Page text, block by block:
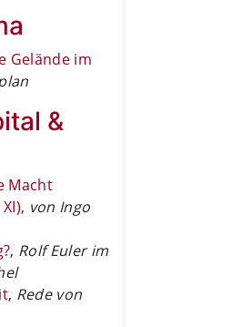
Gelände im
&
Macht
, von Ingo
, Rolf Euler im
, Rede von